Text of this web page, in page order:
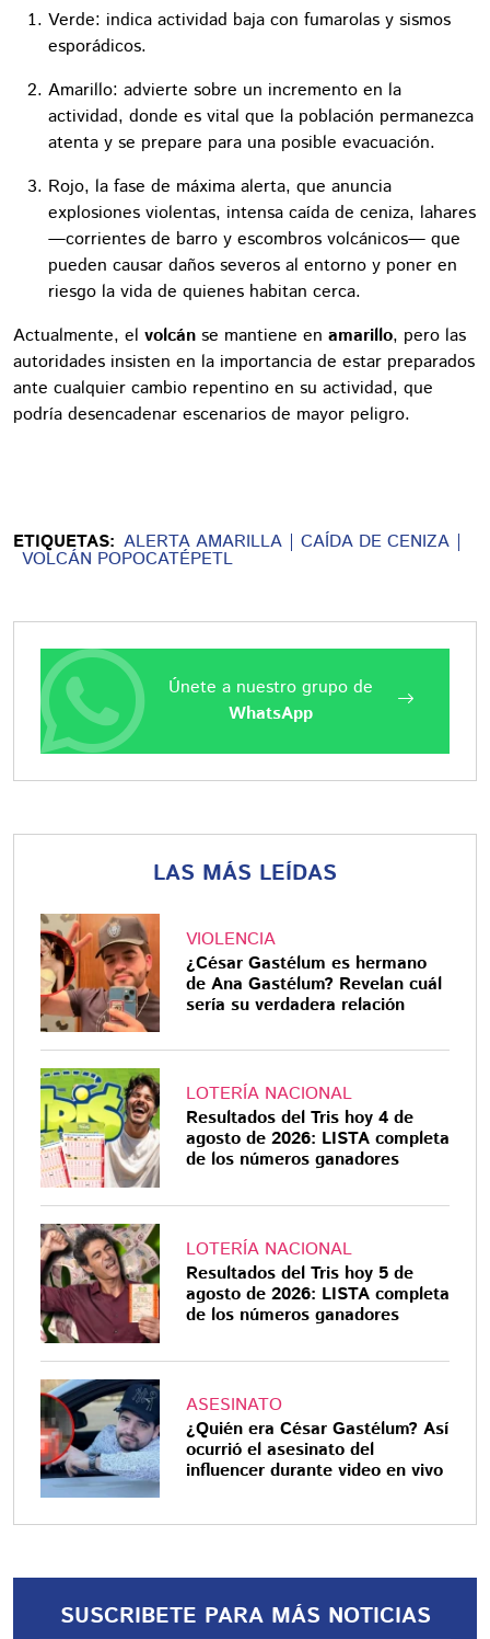
Verde: indica actividad baja con fumarolas y sismos
esporádicos.
Amarillo: advierte sobre un incremento en la
actividad, donde es vital que la población permanezca
atenta y se prepare para una posible evacuación.
Rojo, la fase de máxima alerta, que anuncia
explosiones violentas, intensa caída de ceniza, lahares
—corrientes de barro y escombros volcánicos— que
pueden causar daños severos al entorno y poner en
riesgo la vida de quienes habitan cerca.
Actualmente, el volcán se mantiene en amarillo, pero las
autoridades insisten en la importancia de estar preparados
ante cualquier cambio repentino en su actividad, que
podría desencadenar escenarios de mayor peligro.
ETIQUETAS: ALERTA AMARILLA CAÍDA DE CENIZA
VOLCÁN POPOCATÉPETL
Únete a nuestro grupo de
WhatsApp
LAS MÁS LEÍDAS
VIOLENCIA
¿César Gastélum es hermano
de Ana Gastélum? Revelan cuál
sería su verdadera relación
LOTERÍA NACIONAL
Resultados del Tris hoy 4 de
agosto de 2026: LISTA completa
de los números ganadores
LOTERÍA NACIONAL
Resultados del Tris hoy 5 de
agosto de 2026: LISTA completa
de los números ganadores
ASESINATO
¿Quién era César Gastélum? Así
ocurrió el asesinato del
influencer durante video en vivo
SUSCRIBETE PARA MÁS NOTICIAS